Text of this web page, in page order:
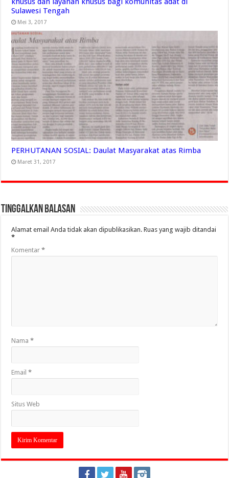
Sulawesi Tengah
Mei 3, 2017
PERHUTANAN SOSIAL: Daulat Masyarakat atas Rimba
Maret 31, 2017
Tinggalkan Balasan
Alamat email Anda tidak akan dipublikasikan. Ruas yang wajib ditandai
*
Komentar*
Nama*
Email*
Situs Web